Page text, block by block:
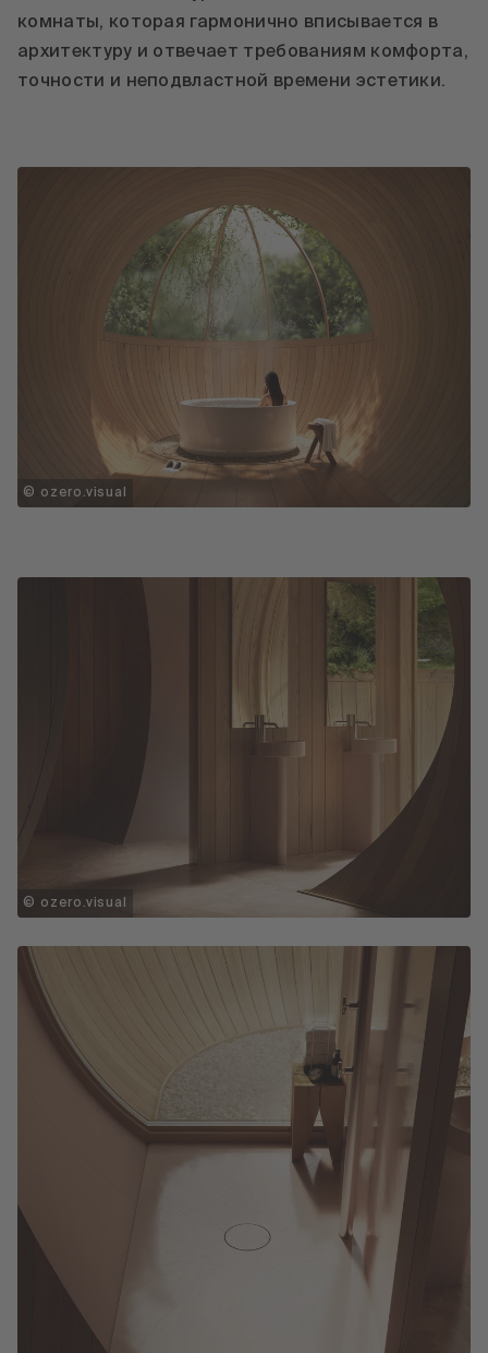
комнаты, которая гармонично вписывается в
архитектуру и отвечает требованиям комфорта,
точности и неподвластной времени эстетики.
© ozero.visual
© ozero.visual